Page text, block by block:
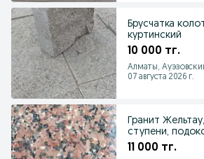
Брусчатка
куртинский
10 000 тг.
Алматы,
07 августа 2026 г.
Гранит
ступени,
11 000 тг.